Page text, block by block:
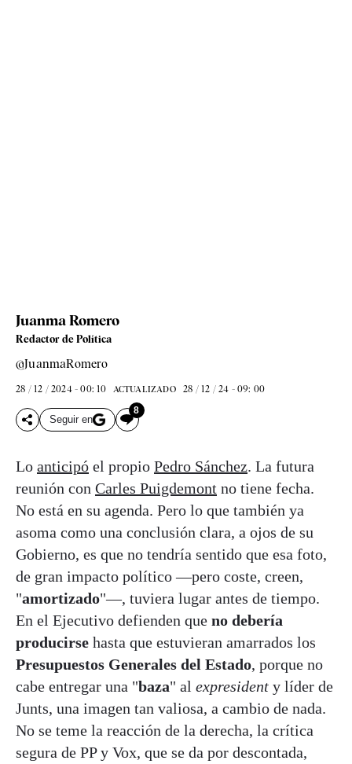
Juanma Romero
Redactor de Política
@JuanmaRomero
28 / 12 / 2024 - 00: 10 ACTUALIZADO 28 / 12 / 24 - 09: 00
Seguir en
8
Lo anticipó el propio Pedro Sánchez. La futura
reunión con Carles Puigdemont no tiene fecha.
No está en su agenda. Pero lo que también ya
asoma como una conclusión clara, a ojos de su
Gobierno, es que no tendría sentido que esa foto,
de gran impacto político —pero coste, creen,
"amortizado"—, tuviera lugar antes de tiempo.
En el Ejecutivo defienden que no debería
producirse hasta que estuvieran amarrados los
Presupuestos Generales del Estado, porque no
cabe entregar una "baza" al expresident y líder de
Junts, una imagen tan valiosa, a cambio de nada.
No se teme la reacción de la derecha, la crítica
segura de PP y Vox, que se da por descontada,